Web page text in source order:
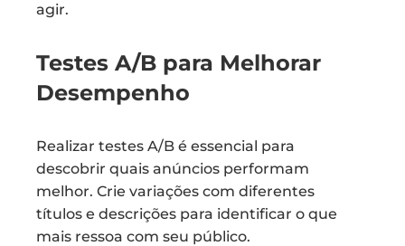
agir.
Testes A/B para Melhorar
Desempenho
Realizar testes A/B é essencial para
descobrir quais anúncios performam
melhor. Crie variações com diferentes
títulos e descrições para identificar o que
mais ressoa com seu público.